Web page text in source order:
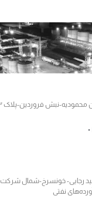
محمودیه-نبش فروردین-پلاک ۳
رجایی- خونسرخ-شمال
نفتی